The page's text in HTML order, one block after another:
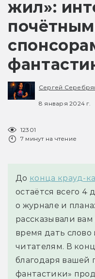
жил»:
Сергей
8 января 2024 г.
12301
7 минут на чтение
До конца крауд-
остаётся всего 4
о журнале и
рассказывали
время дать
читателям. В
благодаря
фантастики»